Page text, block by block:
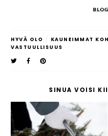
HYVÄ OLO / KAUNEIMMAT
VASTUULLISUUS
SINUA VOISI